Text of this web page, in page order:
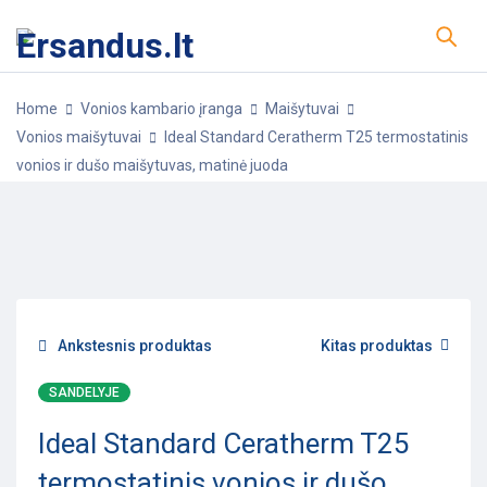
Home Vonios kambario įranga
Maišytuvai
Vonios maišytuvai
Ideal Standard Ceratherm T25 termostatinis
vonios ir dušo maišytuvas, matinė juoda
Ankstesnis produktas Kitas produktas
SANDELYJE
Ideal Standard Ceratherm T25